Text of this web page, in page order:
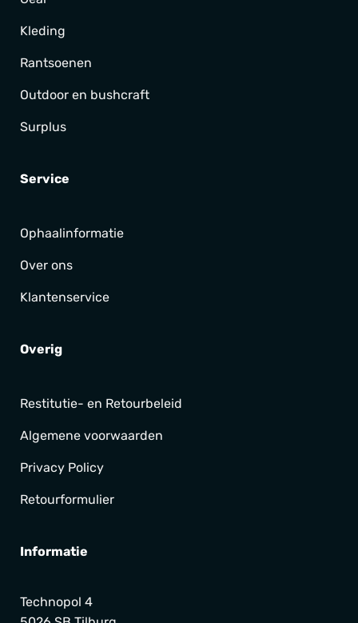
Kleding
Rantsoenen
Outdoor en bushcraft
Surplus
Service
Ophaalinformatie
Over ons
Klantenservice
Overig
Restitutie- en Retourbeleid
Algemene voorwaarden
Privacy Policy
Retourformulier
Informatie
Technopol 4